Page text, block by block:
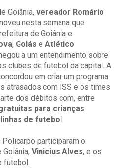
Goiânia, vereador Romário
nesta semana que
de Goiânia e
, Goiás e Atlético
a um entendimento sobre
clubes de futebol da capital. A
em criar um programa
atrasados com ISS e os times
dos débitos com, entre
para crianças
de futebol .
Policarpo participaram o
Vinicius Alves, e os
futebol.